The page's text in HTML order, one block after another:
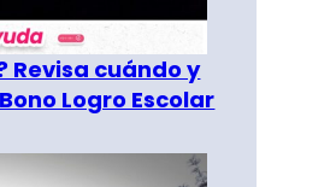
Revisa cuándo y
Logro Escolar